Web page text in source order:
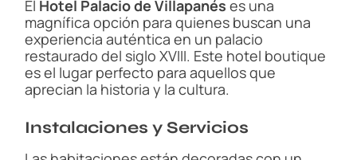
El Hotel Palacio de Villapanés es una
magnífica opción para quienes buscan una
experiencia auténtica en un palacio
restaurado del siglo XVIII. Este hotel boutique
es el lugar perfecto para aquellos que
aprecian la historia y la cultura.
Instalaciones y Servicios